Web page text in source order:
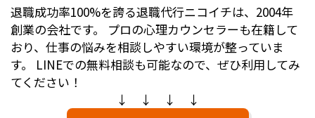
退職成功率100%を誇る退職代行ニコイチは、2004年
創業の会社です。 プロの心理カウンセラーも在籍して
おり、仕事の悩みを相談しやすい環境が整っていま
す。 LINEでの無料相談も可能なので、ぜひ利用してみ
てください！
↓ ↓ ↓ ↓